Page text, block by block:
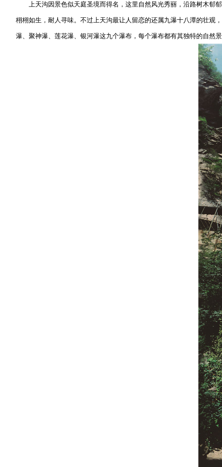
上天沟因景色似天庭圣境而得名，这里自然风光秀丽，沿路树木郁郁
栩栩如生，耐人寻味。不过上天沟最让人留恋的还属九瀑十八潭的壮观
瀑、聚神瀑、莲花瀑、银河瀑这九个瀑布，每个瀑布都有其独特的自然